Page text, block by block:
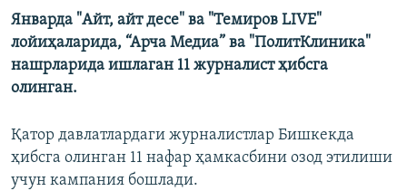
Январда "Айт, айт десе" ва "Темиров LIVE"
лойиҳаларида, “Арча Медиа” ва "ПолитКлиника"
нашрларида ишлаган 11 журналист ҳибсга
олинган.
Қатор давлатлардаги журналистлар Бишкекда
ҳибсга олинган 11 нафар ҳамкасбини озод этилиши
учун кампания бошлади.